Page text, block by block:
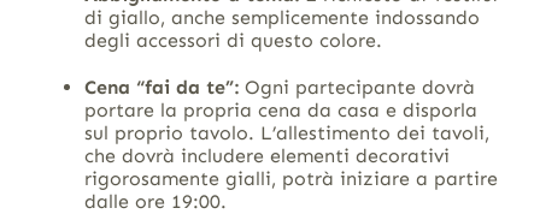
di giallo, anche semplicemente indossando
degli accessori di questo colore.
Cena “fai da te”:Ogni partecipante dovrà
portare la propria cena da casa e disporla
sul proprio tavolo. L’allestimento dei tavoli,
che dovrà includere elementi decorativi
rigorosamente gialli, potrà iniziare a partire
dalle ore 19:00.